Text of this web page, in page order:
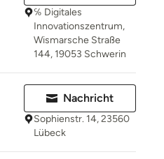
℅ Digitales
Innovationszentrum,
Wismarsche Straße
144, 19053 Schwerin
Nachricht
Sophienstr. 14, 23560
Lübeck